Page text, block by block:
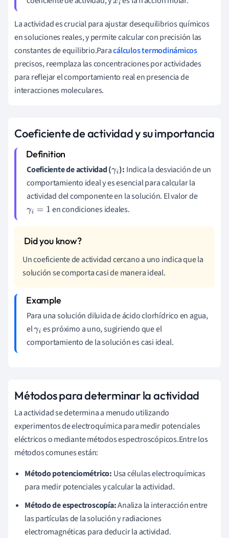
La actividad es crucial para ajustar desequilibrios químicos
en soluciones reales, y permite calcular con precisión las
constantes de equilibrio.Paracálculos termodinámicos
precisos, reemplaza las concentraciones por actividades
para reflejar el comportamiento real en presencia de
interacciones moleculares.
Coeficiente de actividad y su importancia
Coeficiente de actividad (γi): Indica la desviación de un
comportamiento ideal y es esencial para calcular la
actividad del componente en la solución. El valor de
γi= 1 en condiciones ideales.
Un coeficiente de actividad cercano a uno indica que la
solución se comporta casi de manera ideal.
Para una solución diluida de ácido clorhídrico en agua,
elγi es próximo a uno, sugiriendo que el
comportamiento de la solución es casi ideal.
Métodos para determinar la actividad
La actividad se determina a menudo utilizando
experimentos de electroquímica para medir potenciales
eléctricos o mediante métodos espectroscópicos.Entre los
métodos comunes están:
Método potenciométrico: Usa células electroquímicas
para medir potenciales y calcular la actividad.
Método de espectroscopía:Analiza la interacción entre
las partículas de la solución y radiaciones
electromagnéticas para deducir la actividad.